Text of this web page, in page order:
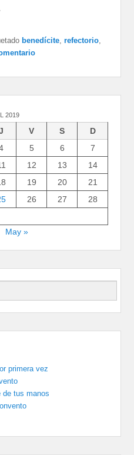
benedícite ,refectorio
2019
V S
D
5 6
7
12 13
14
19 20
21
26 27
28
May »
primera vez
de tus manos